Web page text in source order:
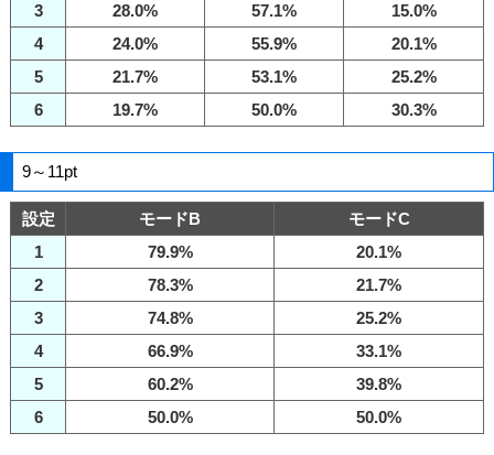
3
28.0% 57.1%
15.0%
4
24.0% 55.9%
20.1%
5
21.7% 53.1%
25.2%
6
19.7% 50.0% 30.3%
9～11pt
設定 モードB
モードC
1
79.9%
20.1%
2
78.3%
21.7%
3
74.8%
25.2%
4
66.9%
33.1%
5
60.2%
39.8%
6
50.0% 50.0%